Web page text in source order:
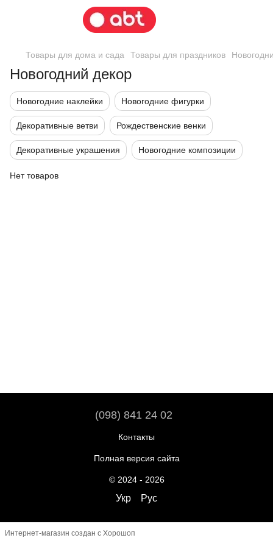
Товары для дома и сада Товары для праздников
Новогодний декор
Новогодние наклейки Новогодние фигурки
Декоративные ветви Рождественские венки
Декоративные украшения Новогодние композиции
Нет товаров
(098) 841 24 02
Контакты
Полная версия сайта
© 2024 - 2026
Укр Рус
Интернет-магазин создан с Хорошоп